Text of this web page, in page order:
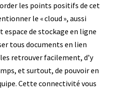
les points positifs de cet
le « cloud », aussi
espace de stockage en ligne
tous documents en lien
retrouver facilement, d’y
et surtout, de pouvoir en
Cette connectivité vous